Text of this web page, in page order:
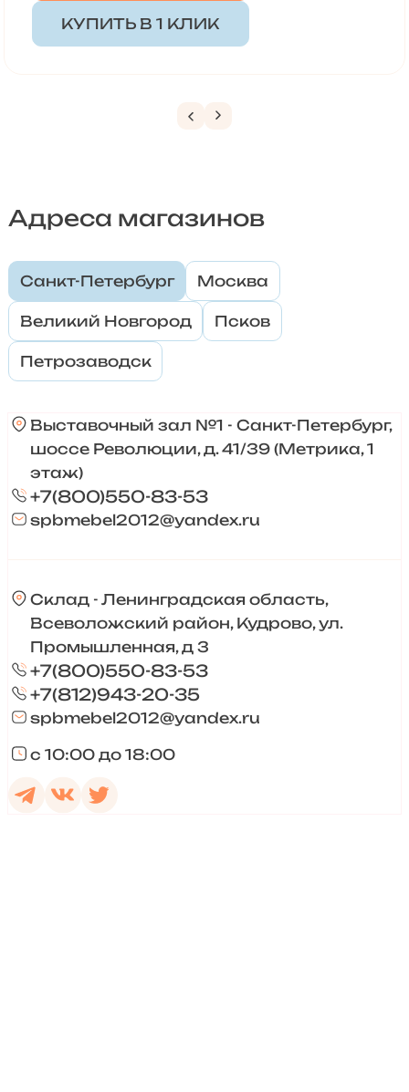
КУПИТЬ В 1 КЛИК
Адреса магазинов
Санкт-Петербург Москва
Великий Новгород Псков
Петрозаводск
Выставочный зал №1 - Санкт-Петербург,
шоссе Революции, д. 41/39 (Метрика, 1
этаж)
+7(800)550-83-53
spbmebel2012@yandex.ru
Склад - Ленинградская область,
Всеволожский район, Кудрово, ул.
Промышленная, д 3
+7(800)550-83-53
+7(812)943-20-35
spbmebel2012@yandex.ru
с 10:00 до 18:00